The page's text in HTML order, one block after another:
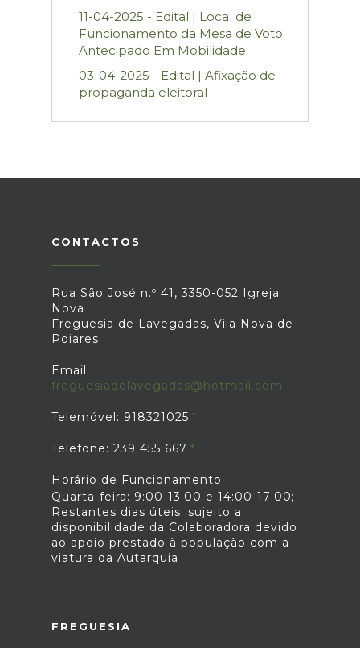
11-04-2025 - Edital | Local de
Funcionamento da Mesa de Voto
Antecipado Em Mobilidade
03-04-2025 - Edital | Afixação de
propaganda eleitoral
CONTACTOS
Rua São José n.º 41, 3350-052 Igreja
Nova
Freguesia de Lavegadas, Vila Nova de
Poiares
Email:
freguesiadelavegadas@hotmail.com
Telemóvel: 918321025
Telefone: 239 455 667
Horário de Funcionamento:
Quarta-feira: 9:00-13:00 e 14:00-17:00;
Restantes dias úteis: sujeito a
disponibilidade da Colaboradora devido
ao apoio prestado à população com a
viatura da Autarquia
FREGUESIA